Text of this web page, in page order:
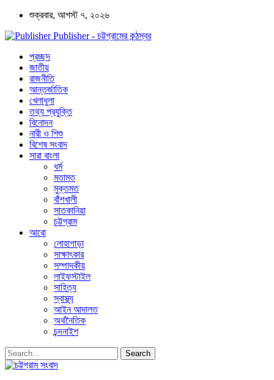
শুক্রবার, আগস্ট ৭, ২০২৬
Publisher - চট্টগ্রামের কন্ঠস্বর
প্রচ্ছদ
জাতীয়
রাজনীতি
আন্তর্জাতিক
খেলাধুলা
তথ্য প্রযুক্তি
বিনোদন
নারী ও শিশু
বিশেষ সংবাদ
সারা বাংলা
ধর্ম
মতামত
মুক্তমত
বাঁশখালী
সাতকানিয়া
চট্টগ্রাম
আরো
লোহাগাড়া
সাক্ষাৎকার
সম্পাদকীয়
লাইফস্টাইল
সাহিত্য
স্বাস্থ্য
আইন আদালত
অর্থনৈতিক
চন্দনাইশ